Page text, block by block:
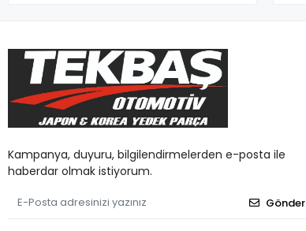
Kampanya, duyuru, bilgilendirmelerden e-posta ile
haberdar olmak istiyorum.
Gönder